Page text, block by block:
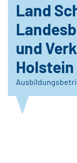
Land
und
Holstein